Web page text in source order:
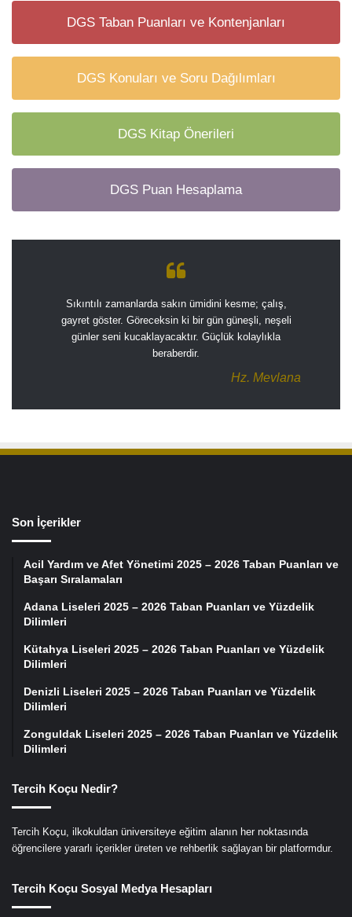
DGS Taban Puanları ve Kontenjanları
DGS Konuları ve Soru Dağılımları
DGS Kitap Önerileri
DGS Puan Hesaplama
Sıkıntılı zamanlarda sakın ümidini kesme; çalış,
gayret göster. Göreceksin ki bir gün güneşli, neşeli
günler seni kucaklayacaktır. Güçlük kolaylıkla
beraberdir.
Hz. Mevlana
Son İçerikler
Acil Yardım ve Afet Yönetimi 2025 – 2026 Taban Puanları ve
Başarı Sıralamaları
Adana Liseleri 2025 – 2026 Taban Puanları ve Yüzdelik
Dilimleri
Kütahya Liseleri 2025 – 2026 Taban Puanları ve Yüzdelik
Dilimleri
Denizli Liseleri 2025 – 2026 Taban Puanları ve Yüzdelik
Dilimleri
Zonguldak Liseleri 2025 – 2026 Taban Puanları ve Yüzdelik
Dilimleri
Tercih Koçu Nedir?
Tercih Koçu, ilkokuldan üniversiteye eğitim alanın her noktasında
öğrencilere yararlı içerikler üreten ve rehberlik sağlayan bir platformdur.
Tercih Koçu Sosyal Medya Hesapları